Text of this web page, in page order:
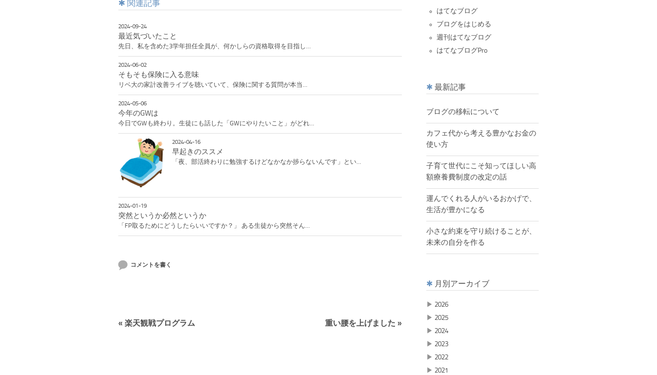
関連記事
2024-09-24
最近気づいたこと
先日、私を含めた3学年担任全員が、何かしらの資格取得を目指し…
2024-06-02
そもそも保険に入る意味
リベ大の家計改善ライブを聴いていて、保険に関する質問が本当…
2024-05-06
今年のGWは
今日でGWも終わり。生徒にも話した「GWにやりたいこと」がどれ…
2024-04-16
早起きのススメ
「夜、部活終わりに勉強するけどなかなか捗らないんです」とい…
2024-01-19
突然というか必然というか
「FP取るためにどうしたらいいですか？」 ある生徒から突然そん…
コメントを書く
« 楽天観戦プログラム 重い腰を上げました »
はてなブログ
ブログをはじめる
週刊はてなブログ
はてなブログPro
最新記事
ブログの移転について
カフェ代から考える豊かなお金の
使い方
子育て世代にこそ知ってほしい高
額療養費制度の改定の話
運んでくれる人がいるおかげで、
生活が豊かになる
小さな約束を守り続けることが、
未来の自分を作る
月別アーカイブ
▶ 2026
▶ 2025
▶ 2024
▶ 2023
▶ 2022
▶ 2021